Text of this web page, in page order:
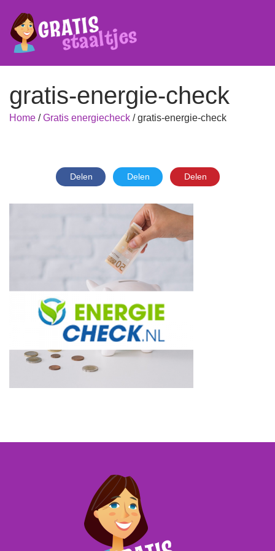
gratis-energie-check
Home /Gratis energiecheck /gratis-energie-check
Delen Delen Delen